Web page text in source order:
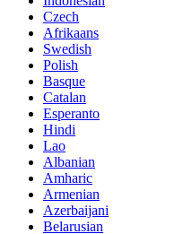
Czech
Afrikaans
Swedish
Polish
Basque
Catalan
Esperanto
Hindi
Lao
Albanian
Amharic
Armenian
Azerbaijani
Belarusian